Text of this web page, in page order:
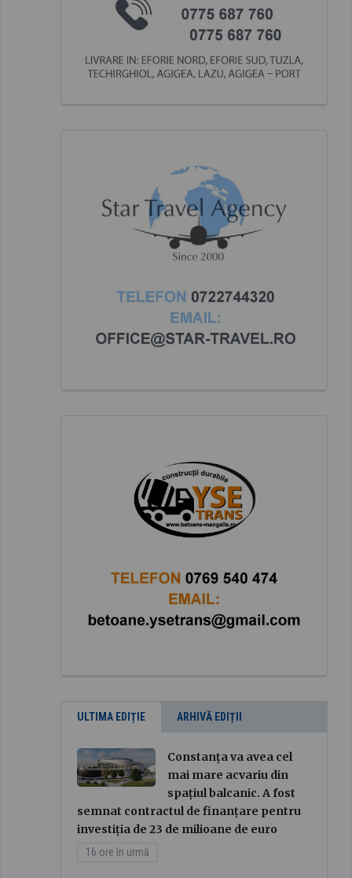
ULTIMA EDIȚIE ARHIVĂ EDIȚII
Constanța va avea cel
mai mare acvariu din
spațiul balcanic. A fost
semnat contractul de finanțare pentru
investiția de 23 de milioane de euro
16 ore în urmă